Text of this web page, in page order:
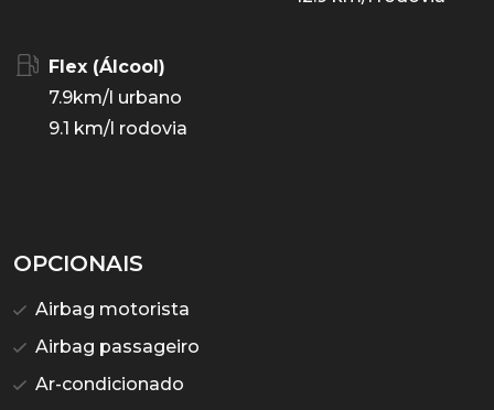
Flex (Álcool)
7.9km/l urbano
9.1 km/l rodovia
OPCIONAIS
Airbag motorista
Airbag passageiro
Ar-condicionado